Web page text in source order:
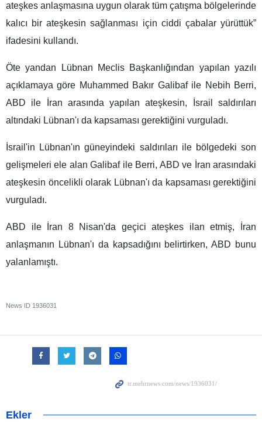
ateşkes anlaşmasına uygun olarak tüm çatışma bölgelerinde
kalıcı bir ateşkesin sağlanması için ciddi çabalar yürüttük”
ifadesini kullandı.
Öte yandan Lübnan Meclis Başkanlığından yapılan yazılı
açıklamaya göre Muhammed Bakır Galibaf ile Nebih Berri,
ABD ile İran arasında yapılan ateşkesin, İsrail saldırıları
altındaki Lübnan'ı da kapsaması gerektiğini vurguladı.
İsrail'in Lübnan'ın güneyindeki saldırıları ile bölgedeki son
gelişmeleri ele alan Galibaf ile Berri, ABD ve İran arasındaki
ateşkesin öncelikli olarak Lübnan'ı da kapsaması gerektiğini
vurguladı.
ABD ile İran 8 Nisan'da geçici ateşkes ilan etmiş, İran
anlaşmanın Lübnan'ı da kapsadığını belirtirken, ABD bunu
yalanlamıştı.
News ID 1936031
Ekler